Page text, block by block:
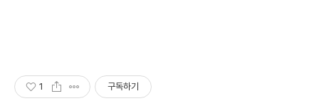
1 구독하기